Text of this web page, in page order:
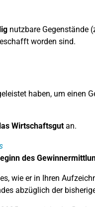
nutzbare Gegenstände
worden sind.
haben, um einen
Wirtschaftsgutan.
des
wie er in Ihren
abzüglich der